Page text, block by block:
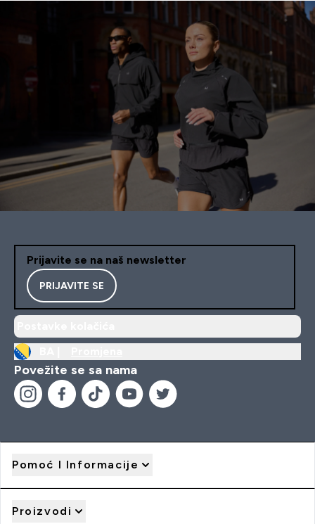
Prijavite se na naš newsletter
PRIJAVITE SE
Povežite se sa nama
Pomoć I Informacije
Proizvodi